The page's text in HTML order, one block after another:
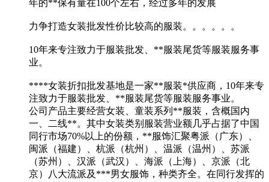
年的**保有量在100个左右，经过多年的发展
力争打造女装批发性价比较高的服装。。。。。。
10年来专注致力于服装批发、**服装尾货等服装服务事
业。
****女装折扣批发基地是一家**服装*供应商，10年来专
注致力于服装批发、**服装尾货等服装服务事业。
公司产品主要经营女装、童装系列**服装，含概国内
一、二线**。其中女装类别服装营业额几乎占据了中国
同行市场70%以上的份额，**服饰汇聚粤派（广东）、
闽派（福建）、杭派（杭州）、温派（温州）、苏派
（苏州）、汉派（武汉）、海派（上海）、京派（北
京）八大流派及***男女服饰，种类齐全。在同行发挥的